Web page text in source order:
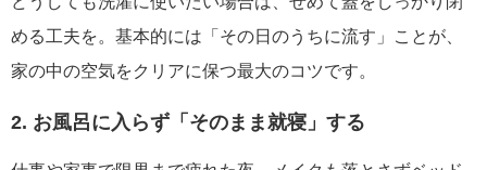
める工夫を。基本的には「その日のうちに流す」ことが、
家の中の空気をクリアに保つ最大のコツです。
2. お風呂に入らず「そのまま就寝」する